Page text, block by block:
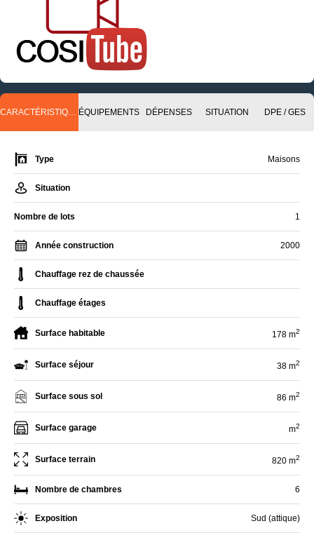
CARACTÉRISTIQUES ÉQUIPEMENTS DÉPENSES SITUATION DPE / GES
Type Maisons
Situation
Nombre de lots 1
Année construction 2000
Chauffage rez de chaussée
Chauffage étages
Surface habitable 178 m2
Surface séjour 38 m2
Surface sous sol 86 m2
Surface garage m2
Surface terrain 820 m2
Nombre de chambres 6
Exposition Sud (attique)